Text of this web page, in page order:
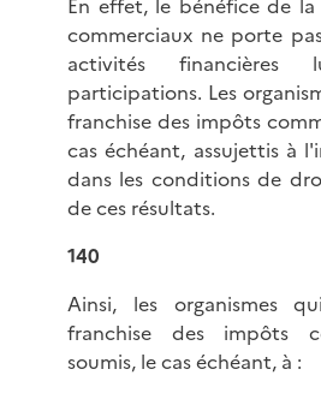
En effet, le bénéfice de
commerciaux ne porte
activités financières
participations. Les
franchise des impôts
cas échéant, assujettis à
dans les conditions de
de ces résultats.
140
Ainsi, les organismes
franchise des impôts
soumis, le cas échéant, à :